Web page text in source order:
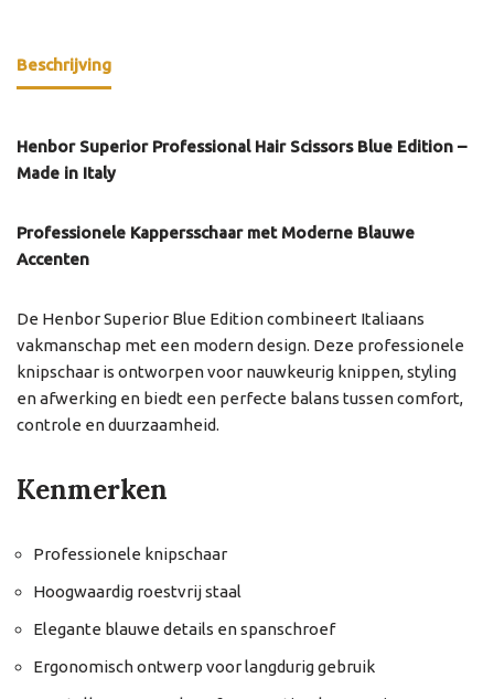
Beschrijving
Henbor Superior Professional Hair Scissors Blue Edition –
Made in Italy
Professionele Kappersschaar met Moderne Blauwe
Accenten
De Henbor Superior Blue Edition combineert Italiaans
vakmanschap met een modern design. Deze professionele
knipschaar is ontworpen voor nauwkeurig knippen, styling
en afwerking en biedt een perfecte balans tussen comfort,
controle en duurzaamheid.
Kenmerken
Professionele knipschaar
Hoogwaardig roestvrij staal
Elegante blauwe details en spanschroef
Ergonomisch ontwerp voor langdurig gebruik